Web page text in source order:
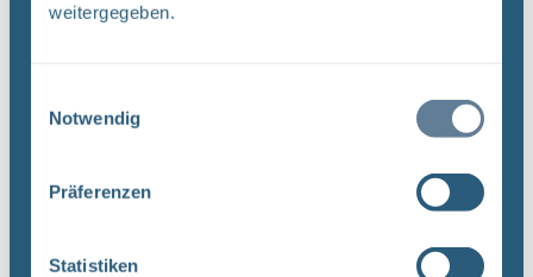
weitergegeben.
Notwendig
Präferenzen
Statistiken
Neugier, Skepsis, Verständnis und viele Fragen
Unterlagenbehörde und dem Bundesamt für